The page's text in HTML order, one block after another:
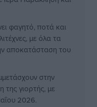
φαγητό, ποτά και
με όλα τα
αποκατάσταση του
στην
της γιορτής, με
2026.